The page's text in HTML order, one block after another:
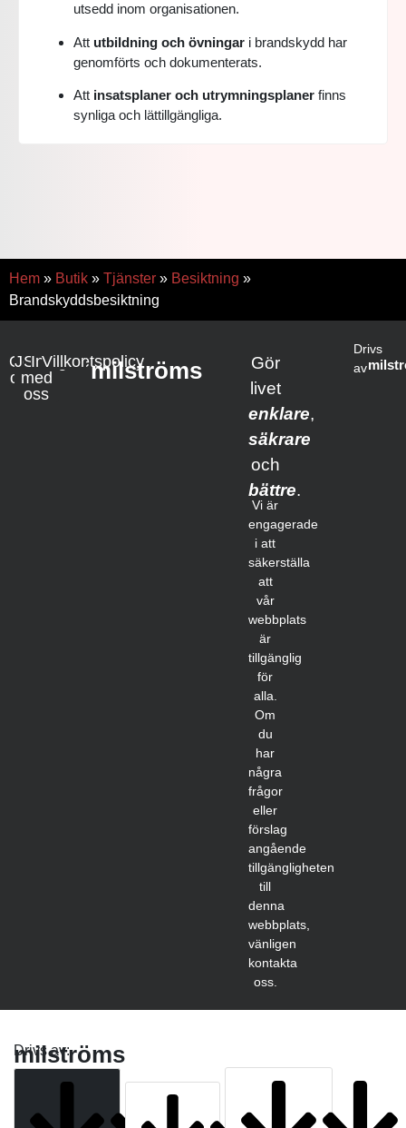
utsedd inom organisationen.
Att utbildning och övningar i brandskydd har
genomförts och dokumenterats.
Att insatsplaner och utrymningsplaner finns
synliga och lättillgängliga.
Hem » Butik » Tjänster » Besiktning »
Brandskyddsbesiktning
Om
oss
Jobba
med
oss
Samarbete
Integritetspolicy
Villkor milströms
Gör
livet
enklare,
säkrare
och
bättre.
Vi är
engagerade
i att
säkerställa
att
vår
webbplats
är
tillgänglig
för
alla.
Om
du
har
några
frågor
eller
förslag
angående
tillgängligheten
till
denna
webbplats,
vänligen
kontakta
oss.
Drivs
av
Drivs av:
milströms